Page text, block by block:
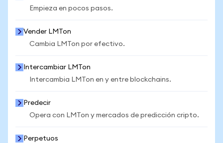
Empieza en pocos pasos.
Vender LMTon
Cambia LMTon por efectivo.
Intercambiar LMTon
Intercambia LMTon en y entre blockchains.
Predecir
Opera con LMTon y mercados de predicción cripto.
Perpetuos